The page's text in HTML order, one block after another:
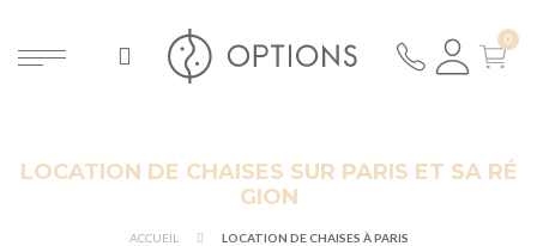
LOCATION DE CHAISES SUR PARIS ET SA RÉ
GION
ACCUEIL LOCATION DE CHAISES À PARIS